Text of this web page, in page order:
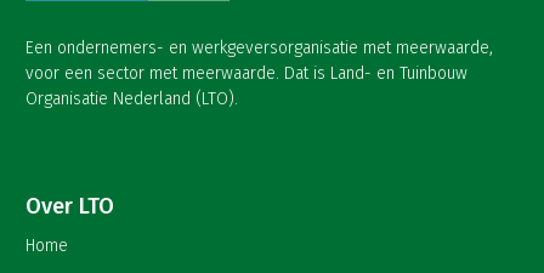
Een ondernemers- en werkgeversorganisatie met meerwaarde,
voor een sector met meerwaarde. Dat is Land- en Tuinbouw
Organisatie Nederland (LTO).
Over LTO
Home